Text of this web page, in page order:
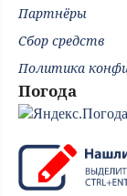
Партнёры
Сбор средств
Политика
Погода